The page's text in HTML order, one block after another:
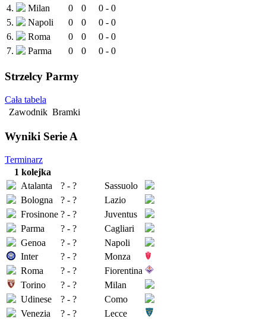
4.
Milan 0 0
0 - 0
5.
Napoli 0 0
0 - 0
6.
Roma 0 0
0 - 0
7.
Parma 0 0 0 - 0
Strzelcy Parmy
Cała tabela
Zawodnik Bramki
Wyniki Serie A
Terminarz
1 kolejka
Atalanta
? - ?
Sassuolo
Bologna
? - ?
Lazio
Frosinone ? - ?
Juventus
Parma
? - ?
Cagliari
Genoa
? - ?
Napoli
Inter
? - ?
Monza
Roma
? - ?
Fiorentina
Torino
? - ?
Milan
Udinese
? - ?
Como
Venezia
? - ? Lecce